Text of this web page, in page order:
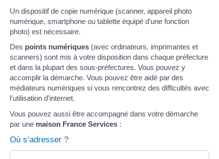
Un dispositif de copie numérique (scanner, appareil photo
numérique, smartphone ou tablette équipé d'une fonction
photo) est nécessaire.
Des points numériques (avec ordinateurs, imprimantes et
scanners) sont mis à votre disposition dans chaque préfecture
et dans la plupart des sous-préfectures. Vous pouvez y
accomplir la démarche. Vous pouvez être aidé par des
médiateurs numériques si vous rencontrez des difficultés avec
l'utilisation d'internet.
Vous pouvez aussi être accompagné dans votre démarche
par une maison France Services :
Où s’adresser ?